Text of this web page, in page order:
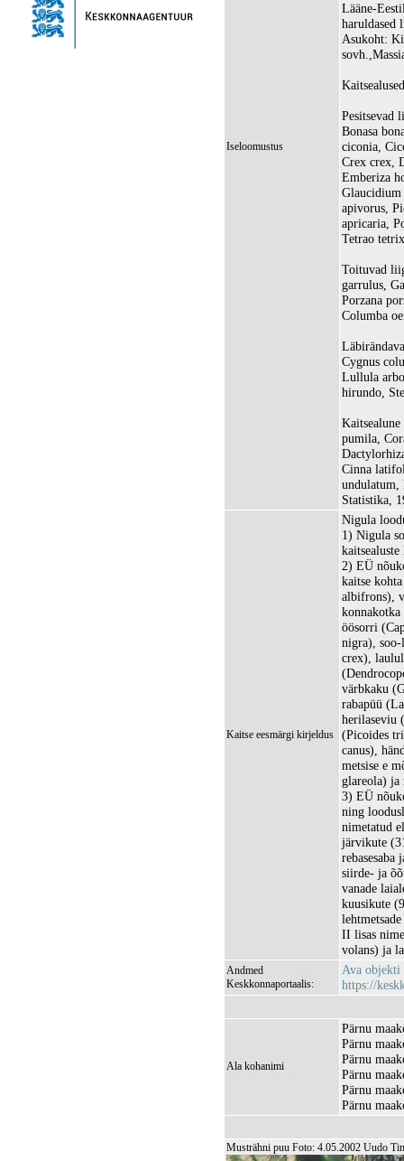
Iseloomustus
Lääne-
haruldased
Asukoht:
Pesitsevad
Bonasa
ciconia,
Crex crex,
Emberiza
Glaucidium
apivorus,
apricaria,
Tetrao
Toituvad
garrulus,
Porzana
Columba
Cygnus
Lullula
hirundo,
pumila,
Cinna
undulatum,
Statistika,
Kaitse eesmärgi kirjeldus
Nigula
1) Nigula
2) EÜ
kaitse
albifrons),
öösorri
nigra),
crex),
värbkaku
rabapüü
herilaseviu
(Picoides
canus),
metsise e
glareola)
3) EÜ
ning
nimetatud
järvikute
siirde- ja
vanade
kuusikute
II lisas
volans) ja
Andmed
Keskkonnaportaalis:
Ava objekti
https://
Ala kohanimi
Pärnu
Pärnu
Pärnu
Pärnu
Pärnu
Pärnu
Musträhni puu Foto: 4.05.2002 Uudo